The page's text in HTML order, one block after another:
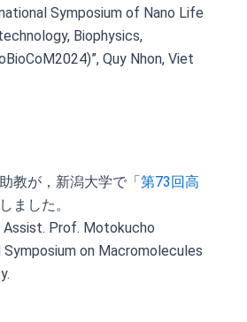
Symposium of Nano Life
Biophysics,
Quy Nhon, Viet
教が，新潟大学で「第73回高
ました。
Assist. Prof. Motokucho
on Macromolecules